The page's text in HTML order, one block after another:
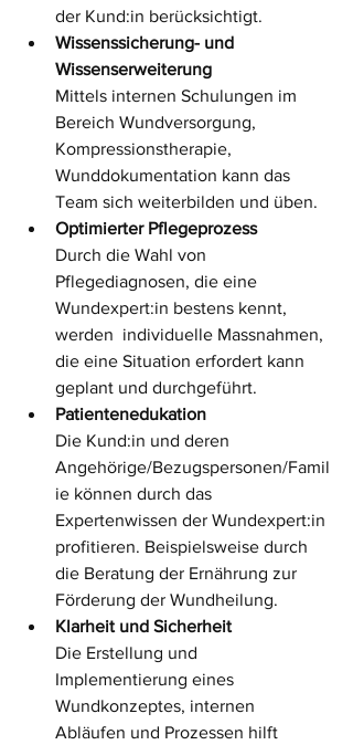
der Kund:in berücksichtigt.
Wissenssicherung- und
Wissenserweiterung
Mittels internen Schulungen im
Bereich Wundversorgung,
Kompressionstherapie,
Wunddokumentation kann das
Team sich weiterbilden und üben.
Optimierter Pflegeprozess
Durch die Wahl von
Pflegediagnosen, die eine
Wundexpert:in bestens kennt,
werden  individuelle Massnahmen,
die eine Situation erfordert kann
geplant und durchgeführt.
Patientenedukation
Die Kund:in und deren
Angehörige/Bezugspersonen/Famil
ie können durch das
Expertenwissen der Wundexpert:in
profitieren. Beispielsweise durch
die Beratung der Ernährung zur
Förderung der Wundheilung.
Klarheit und Sicherheit
Die Erstellung und
Implementierung eines
Wundkonzeptes, internen
Abläufen und Prozessen hilft